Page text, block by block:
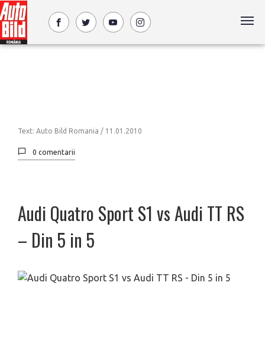
Text: Auto Bild Romania / 11.01.2010
0 comentarii
Audi Quatro Sport S1 vs Audi TT RS
– Din 5 in 5